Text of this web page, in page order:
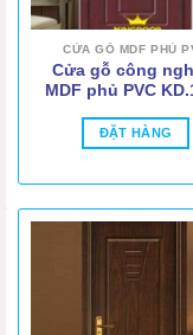
CỬA GỖ MDF PHỦ
Cửa gỗ công
MDF phủ PVC
ĐẶT HÀNG